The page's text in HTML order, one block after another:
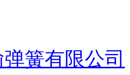
簧有限公司